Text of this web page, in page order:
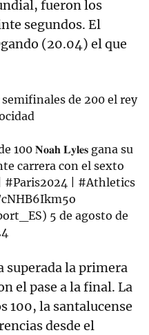
fueron los
segundos. El
(20.04) el que
de 200 el rey
𝐍𝐨𝐚𝐡 𝐋𝐲𝐥𝐞𝐬 gana su
carrera con el sexto
#Paris2024
#Athletics
5 de agosto de
superada la primera
el pase a la final. La
100, la santalucense
desde el